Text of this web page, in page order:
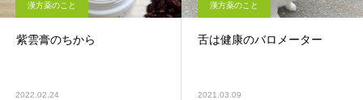
漢方薬のこと
紫雲膏のちから
2022.02.24
漢方薬のこと
舌は健康のバロメーター
2021.03.09